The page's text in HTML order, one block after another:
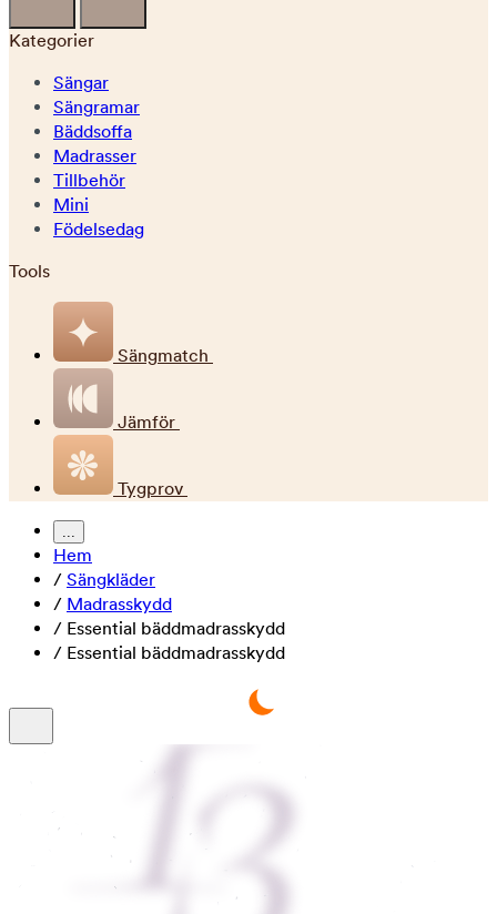
Kategorier
Sängar
Sängramar
Bäddsoffa
Madrasser
Tillbehör
Mini
Födelsedag
Tools
Sängmatch
Jämför
Tygprov
...
Hem
/ Sängkläder
/ Madrasskydd
/ Essential bäddmadrasskydd
/ Essential bäddmadrasskydd